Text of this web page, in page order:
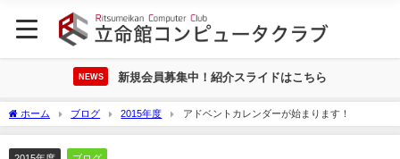
NEWS 新規会員募集中！紹介スライドはこちら
ホーム ブログ 2015年度 アドベントカレンダーが始まります！